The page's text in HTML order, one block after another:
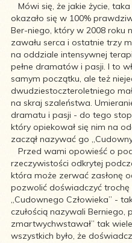
Mówi się, że jakie życie,
okazało się w 100%
Ber-niego, który w 2008 roku
zawału serca i ostatnie trzy
na oddziale intensywnej
pełne dramatów i pasji. I to
samym początku, ale też
dwudziestoczteroletniego
na skraj szaleństwa.
dramatu i pasji - do tego
który opiekował się nim na
zaczął nazywać go
Przed wami opowieść o
rzeczywistości odkrytej
która może zerwać zasłonę
pozwolić doświadczyć
„Cudownego Człowieka” -
czułością nazywali Berniego,
zmartwychwstawał” tak
wszystkich było, że